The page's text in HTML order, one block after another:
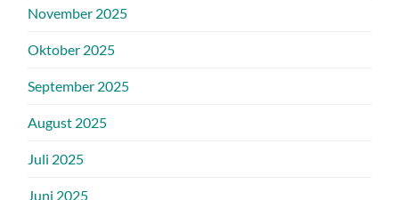
November 2025
Oktober 2025
September 2025
August 2025
Juli 2025
Juni 2025